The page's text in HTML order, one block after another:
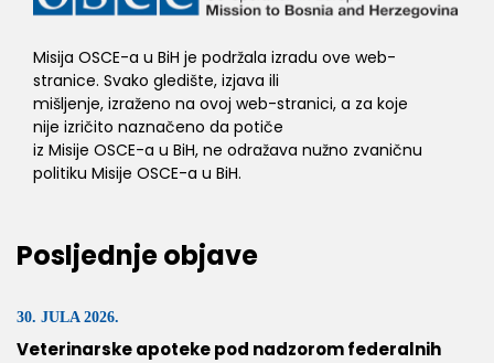
Misija OSCE-a u BiH je podržala izradu ove web-
stranice. Svako gledište, izjava ili
mišljenje, izraženo na ovoj web-stranici, a za koje
nije izričito naznačeno da potiče
iz Misije OSCE-a u BiH, ne odražava nužno zvaničnu
politiku Misije OSCE-a u BiH.
Posljednje objave
30. JULA 2026.
Veterinarske apoteke pod nadzorom federalnih